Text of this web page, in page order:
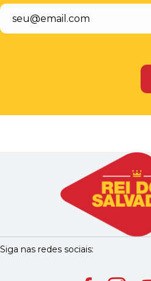
Siga nas redes sociais: